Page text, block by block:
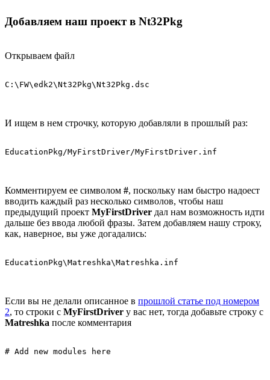
Добавляем наш проект в Nt32Pkg
Открываем файл
C:\FW\edk2\Nt32Pkg\Nt32Pkg.dsc
И ищем в нем строчку, которую добавляли в прошлый раз:
EducationPkg/MyFirstDriver/MyFirstDriver.inf
Комментируем ее символом #, поскольку нам быстро надоест
вводить каждый раз несколько символов, чтобы наш
предыдущий проект MyFirstDriver дал нам возможность идти
дальше без ввода любой фразы. Затем добавляем нашу строку,
как, наверное, вы уже догадались:
EducationPkg\Matreshka\Matreshka.inf
Если вы не делали описанное в прошлой статье под номером
2, то строки с MyFirstDriver у вас нет, тогда добавьте строку с
Matreshka после комментария
# Add new modules here